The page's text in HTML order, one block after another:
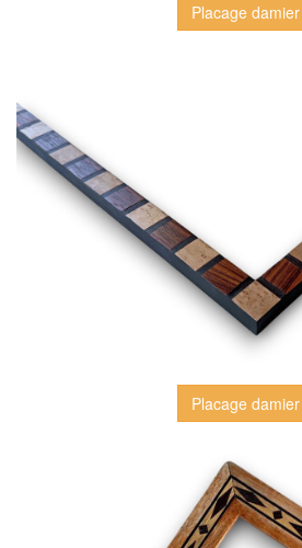
Placage damier
Placage damier